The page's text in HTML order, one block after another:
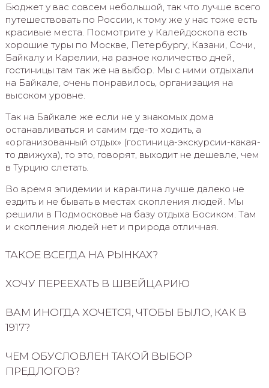
Бюджет у вас совсем небольшой, так что лучше всего
путешествовать по России, к тому же у нас тоже есть
красивые места. Посмотрите у Калейдоскопа есть
хорошие туры по Москве, Петербургу, Казани, Сочи,
Байкалу и Карелии, на разное количество дней,
гостиницы там так же на выбор. Мы с ними отдыхали
на Байкале, очень понравилось, организация на
высоком уровне.
Так на Байкале же если не у знакомых дома
останавливаться и самим где-то ходить, а
«организованный отдых» (гостиница-экскурсии-какая-
то движуха), то это, говорят, выходит не дешевле, чем
в Турцию слетать.
Во время эпидемии и карантина лучше далеко не
ездить и не бывать в местах скопления людей. Мы
решили в Подмосковье на базу отдыха Босиком. Там
и скопления людей нет и природа отличная.
ТАКОЕ ВСЕГДА НА РЫНКАХ?
ХОЧУ ПЕРЕЕХАТЬ В ШВЕЙЦАРИЮ
ВАМ ИНОГДА ХОЧЕТСЯ, ЧТОБЫ БЫЛО, КАК В
1917?
ЧЕМ ОБУСЛОВЛЕН ТАКОЙ ВЫБОР
ПРЕДЛОГОВ?